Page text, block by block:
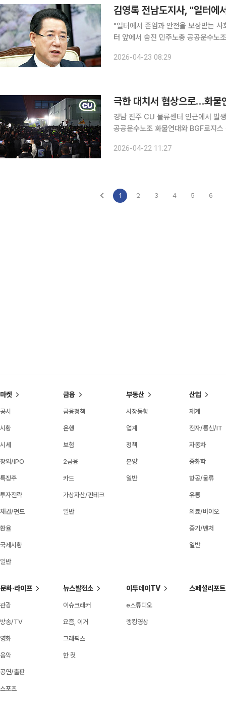
김영록 전남도지사, "일터에
"일터에서 존엄과 안전을 보장받는 사회를 만들겠습니다." 김
터 앞에서 숨진 민주노총 공공운수노
2026-04-23 08:29
극한 대치서 협상으로…화물
경남 진주 CU 물류센터 인근에서 발
공공운수노조 화물연대와 BGF로지스 간 갈
한 가운데 교섭 상견례를 진행한 뒤
2026-04-22 11:27
1 2 3 4 5 6
마켓
공시
시황
시세
장외/IPO
특징주
투자전략
채권/펀드
환율
국제시황
일반
금융
금융정책
은행
보험
2금융
카드
가상자산/핀테크
일반
부동산
시장동향
업계
정책
분양
일반
산업
재계
전자/통신/IT
자동차
중화학
항공/물류
유통
의료/바이오
중기/벤처
일반
문화·라이프
관광
방송/TV
영화
음악
공연/출판
스포츠
뉴스발전소
이슈크래커
요즘, 이거
그래픽스
한 컷
이투데이TV
e스튜디오
랭킹영상
스페셜리포트